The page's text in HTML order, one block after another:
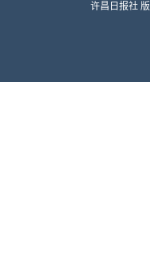
许昌日报社